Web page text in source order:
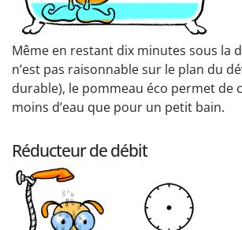
Même en restant dix minutes sous la
n’est pas raisonnable sur le plan du
durable), le pommeau éco permet de
moins d’eau que pour un petit bain.
Réducteur de débit